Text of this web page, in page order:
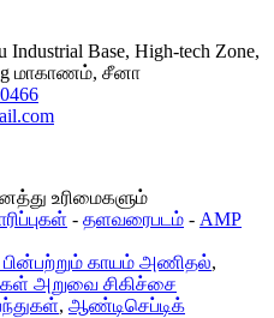
Industrial Base, High-tech Zone,
மாகாணம், சீனா
உரிமைகளும்
- தளவரைபடம் - AMP
காயம் அணிதல்,
அறுவை சிகிச்சை
, ஆண்டிசெப்டிக்